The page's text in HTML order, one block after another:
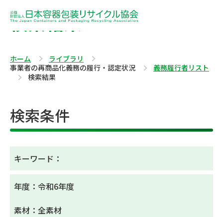
検索結果
ホーム
ライブラリ
事業者の再商品化義務の履行・認定状況
義務履行者リスト
検索結果
検索条件
キーワード：
年度：令和6年度
素材：全素材